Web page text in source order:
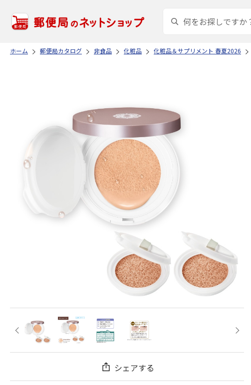
ホーム 郵便局カタログ 非食品 化粧品 化粧品＆サプリメント 春夏2026
シェアする